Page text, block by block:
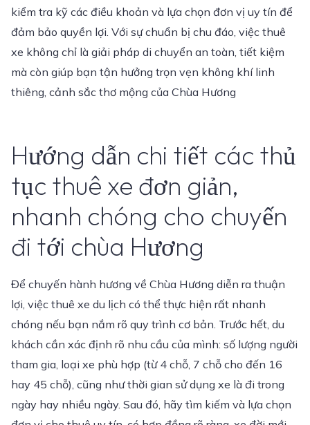
kiểm tra kỹ các điều khoản và lựa chọn đơn vị uy tín để
đảm bảo quyền lợi. Với sự chuẩn bị chu đáo, việc thuê
xe không chỉ là giải pháp di chuyển an toàn, tiết kiệm
mà còn giúp bạn tận hưởng trọn vẹn không khí linh
thiêng, cảnh sắc thơ mộng của Chùa Hương
Hướng dẫn chi tiết các thủ
tục thuê xe đơn giản,
nhanh chóng cho chuyến
đi tới chùa Hương
Để chuyến hành hương về Chùa Hương diễn ra thuận
lợi, việc thuê xe du lịch có thể thực hiện rất nhanh
chóng nếu bạn nắm rõ quy trình cơ bản. Trước hết, du
khách cần xác định rõ nhu cầu của mình: số lượng người
tham gia, loại xe phù hợp (từ 4 chỗ, 7 chỗ cho đến 16
hay 45 chỗ), cũng như thời gian sử dụng xe là đi trong
ngày hay nhiều ngày. Sau đó, hãy tìm kiếm và lựa chọn